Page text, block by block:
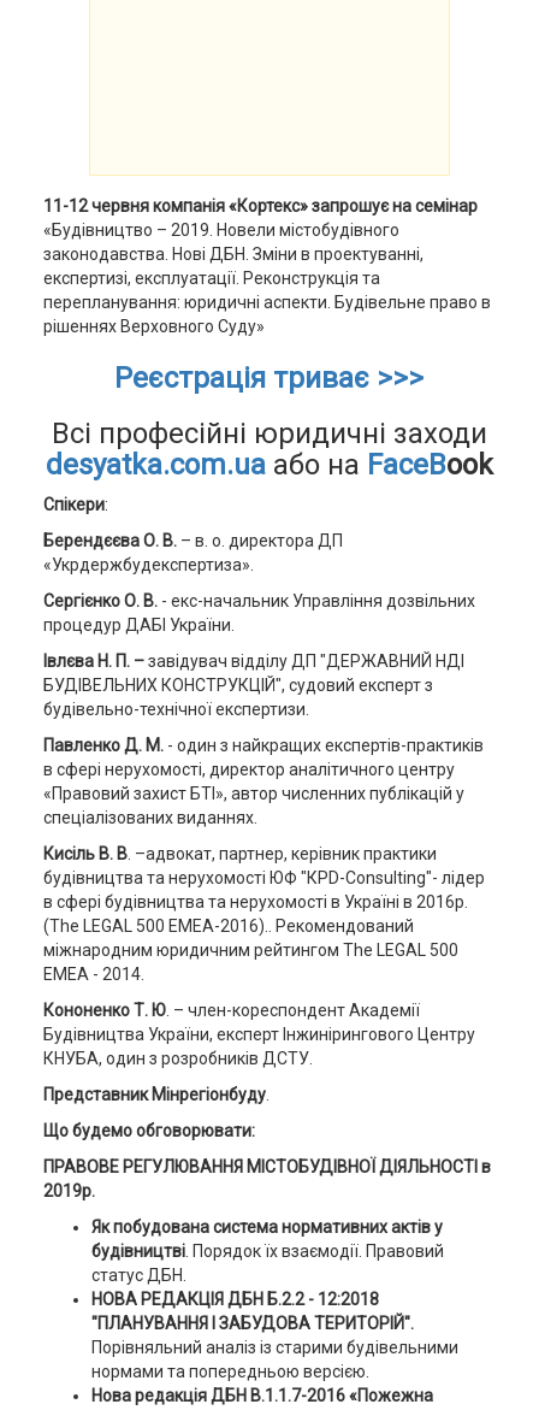
11-12 червня компанія «Кортекс» запрошує на семінар
«Будівництво – 2019. Новели містобудівного
законодавства. Нові ДБН. Зміни в проектуванні,
експертизі, експлуатації. Реконструкція та
перепланування: юридичні аспекти. Будівельне право в
рішеннях Верховного Суду»
Реєстрація триває >>>
Всі професійні юридичні заходи
desyatka.com.uaабо на FaceBook
Спікери:
Берендєєва О. В. – в. о. директора ДП
«Укрдержбудекспертиза».
Сергієнко О. В.- екс-начальник Управління дозвільних
процедур ДАБІ України.
Івлєва Н. П. –завідувач відділу ДП "ДЕРЖАВНИЙ НДІ
БУДІВЕЛЬНИХ КОНСТРУКЦІЙ", судовий експерт з
будівельно-технічної експертизи.
Павленко Д. М.- один з найкращих експертів-практиків
в сфері нерухомості, директор аналітичного центру
«Правовий захист БТІ», автор численних публікацій у
спеціалізованих виданнях.
Кисіль В. В. –адвокат, партнер, керівник практики
будівництва та нерухомості ЮФ "КРD-Consulting"- лідер
в сфері будівництва та нерухомості в Україні в 2016р.
(The LEGAL 500 EMEA-2016).. Рекомендований
міжнародним юридичним рейтингом The LEGAL 500
EMEA - 2014.
Кононенко Т. Ю. – член-кореспондент Академії
Будівництва України, експерт Інжинірингового Центру
КНУБА, один з розробників ДСТУ.
Представник Мінрегіонбуду.
Що будемо обговорювати:
ПРАВОВЕ РЕГУЛЮВАННЯ МІСТОБУДІВНОЇ ДІЯЛЬНОСТІ в
2019р.
Як побудована система нормативних актів у
будівництві. Порядок їх взаємодії. Правовий
статус ДБН.
НОВА РЕДАКЦІЯ ДБН Б.2.2 - 12:2018
"ПЛАНУВАННЯ І ЗАБУДОВА ТЕРИТОРІЙ".
Порівняльний аналіз із старими будівельними
нормами та попередньою версією.
Нова редакція ДБН В.1.1.7-2016 «Пожежна